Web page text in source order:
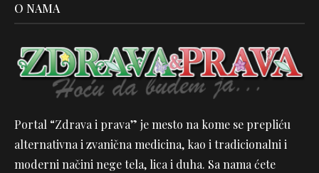
O NAMA
Portal “Zdrava i prava” je mesto na kome se prepliću
alternativna i zvanična medicina, kao i tradicionalni i
moderni načini nege tela, lica i duha. Sa nama ćete